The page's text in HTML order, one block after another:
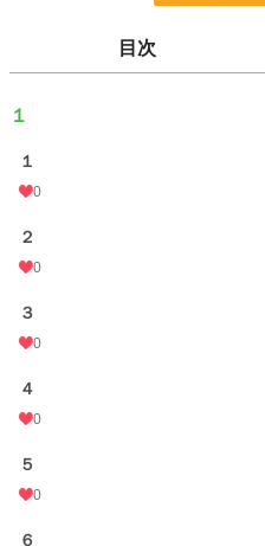
児童書・童話 4,658 位 / 4,658 件
お気に入り
24h.ポイント
文字数
更新日時
初回公開日時
週間ポイント
目次
１
１
0
２
0
３
0
４
0
５
0
６